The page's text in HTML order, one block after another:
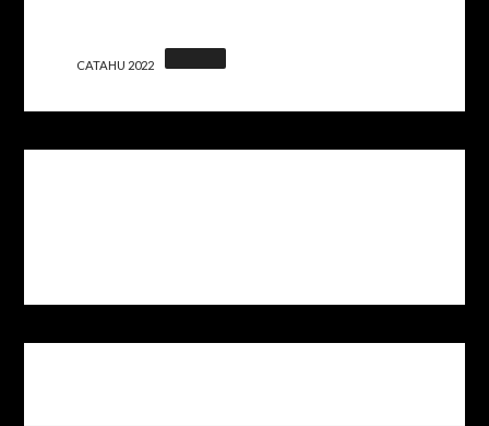
CATAHU 2022